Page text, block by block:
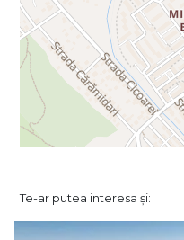
Te-ar putea interesa și: